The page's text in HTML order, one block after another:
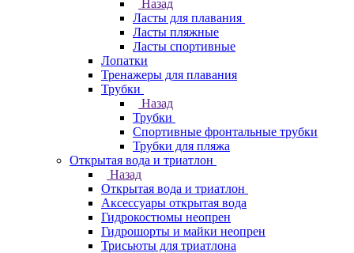
Назад
Ласты для плавания
Ласты пляжные
Ласты спортивные
Лопатки
Тренажеры для плавания
Трубки
Назад
Трубки
Спортивные фронтальные трубки
Трубки для пляжа
Открытая вода и триатлон
Назад
Открытая вода и триатлон
Аксессуары открытая вода
Гидрокостюмы неопрен
Гидрошорты и майки неопрен
Трисьюты для триатлона